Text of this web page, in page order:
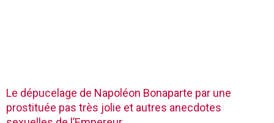
Le dépucelage de Napoléon Bonaparte par une
prostituée pas très jolie et autres anecdotes